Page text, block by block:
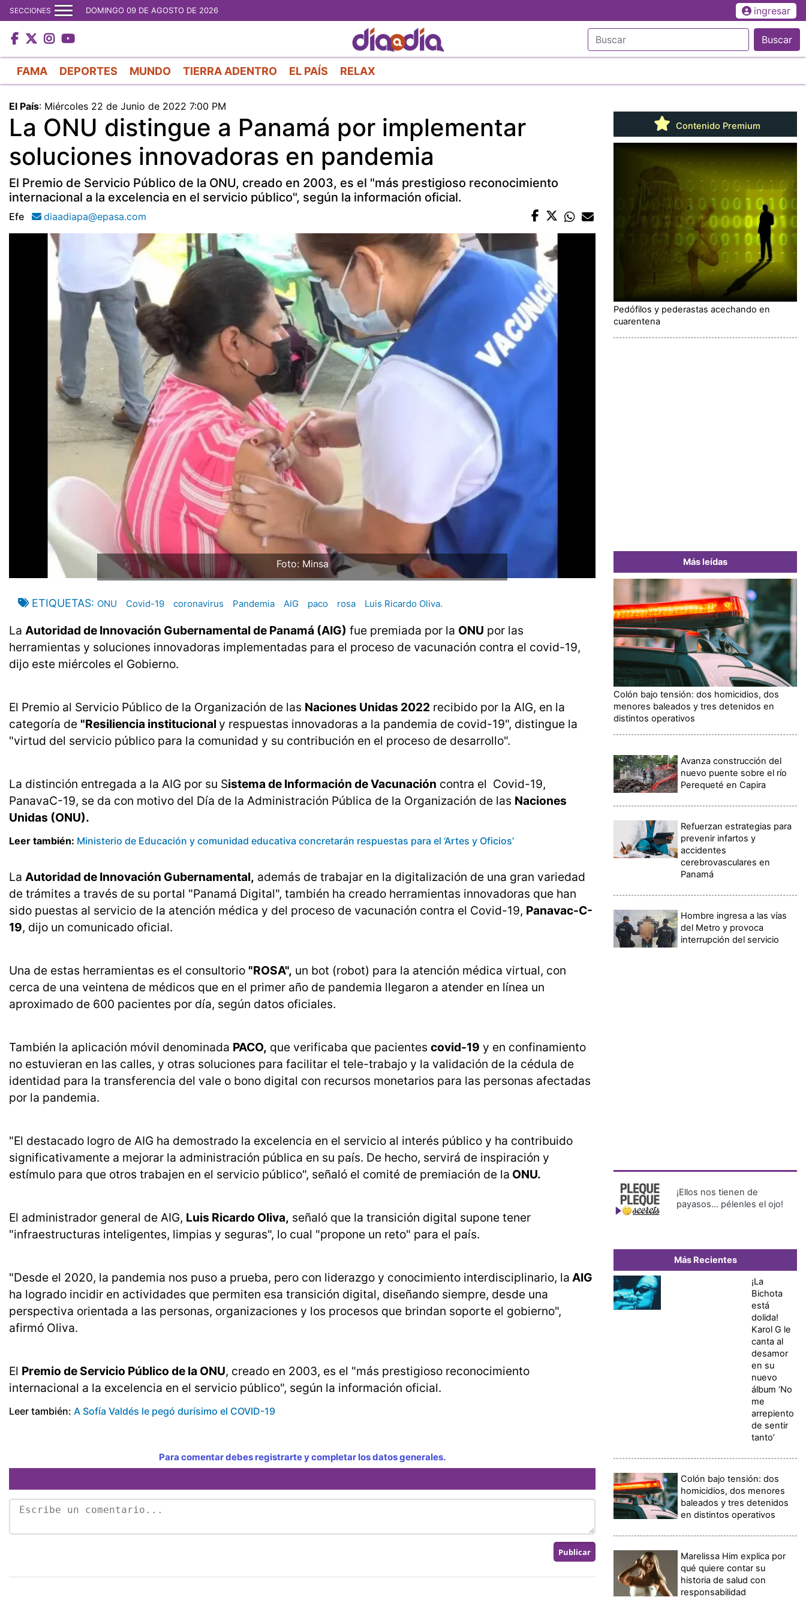
al
contenido
principal
SECCIONES DOMINGO 09 DE AGOSTO DE 2026 ingresar
Buscar
FAMA DEPORTES MUNDO TIERRA ADENTRO EL PAÍS RELAX
El País: Miércoles 22 de Junio de 2022 7:00 PM
La ONU distingue a Panamá por implementar
soluciones innovadoras en pandemia
El Premio de Servicio Público de la ONU, creado en 2003, es el "más prestigioso reconocimiento
internacional a la excelencia en el servicio público", según la información oficial.
Efe diaadiapa@epasa.com
Foto: Minsa
ETIQUETAS ONU Covid-19 coronavirus Pandemia AIG paco rosa Luis Ricardo Oliva.
La Autoridad de Innovación Gubernamental de Panamá (AIG) fue premiada por la ONU por las
herramientas y soluciones innovadoras implementadas para el proceso de vacunación contra el covid-19,
dijo este miércoles el Gobierno.
El Premio al Servicio Público de la Organización de las Naciones Unidas 2022 recibido por la AIG, en la
categoría de "Resiliencia institucional y respuestas innovadoras a la pandemia de covid-19", distingue la
"virtud del servicio público para la comunidad y su contribución en el proceso de desarrollo".
La distinción entregada a la AIG por su Sistema de Información de Vacunación contra el Covid-19,
PanavaC-19, se da con motivo del Día de la Administración Pública de la Organización de las Naciones
Unidas (ONU).
Leer también: Ministerio de Educación y comunidad educativa concretarán respuestas para el ‘Artes y Oficios’
La Autoridad de Innovación Gubernamental, además de trabajar en la digitalización de una gran variedad
de trámites a través de su portal "Panamá Digital", también ha creado herramientas innovadoras que han
sido puestas al servicio de la atención médica y del proceso de vacunación contra el Covid-19, Panavac-C-
19, dijo un comunicado oficial.
Una de estas herramientas es el consultorio "ROSA", un bot (robot) para la atención médica virtual, con
cerca de una veintena de médicos que en el primer año de pandemia llegaron a atender en línea un
aproximado de 600 pacientes por día, según datos oficiales.
También la aplicación móvil denominada PACO, que verificaba que pacientes covid-19 y en confinamiento
no estuvieran en las calles, y otras soluciones para facilitar el tele-trabajo y la validación de la cédula de
identidad para la transferencia del vale o bono digital con recursos monetarios para las personas afectadas
por la pandemia.
"El destacado logro de AIG ha demostrado la excelencia en el servicio al interés público y ha contribuido
significativamente a mejorar la administración pública en su país. De hecho, servirá de inspiración y
estímulo para que otros trabajen en el servicio público", señaló el comité de premiación de la ONU.
El administrador general de AIG, Luis Ricardo Oliva, señaló que la transición digital supone tener
"infraestructuras inteligentes, limpias y seguras", lo cual "propone un reto" para el país.
"Desde el 2020, la pandemia nos puso a prueba, pero con liderazgo y conocimiento interdisciplinario, la AIG
ha logrado incidir en actividades que permiten esa transición digital, diseñando siempre, desde una
perspectiva orientada a las personas, organizaciones y los procesos que brindan soporte el gobierno",
afirmó Oliva.
El Premio de Servicio Público de la ONU, creado en 2003, es el "más prestigioso reconocimiento
internacional a la excelencia en el servicio público", según la información oficial.
Leer también: A Sofía Valdés le pegó durísimo el COVID-19
Para comentar debes registrarte y completar los datos generales.
Contenido Premium
Pedófilos y pederastas acechando en
cuarentena
Más leídas
Colón bajo tensión: dos homicidios, dos
menores baleados y tres detenidos en
distintos operativos
Avanza construcción del
nuevo puente sobre el río
Perequeté en Capira
Refuerzan estrategias para
prevenir infartos y
accidentes
cerebrovasculares en
Panamá
Hombre ingresa a las vías
del Metro y provoca
interrupción del servicio
¡Ellos nos tienen de
payasos… pélenles el ojo!
Más Recientes
¡La
Bichota
está
dolida!
Karol G le
canta al
desamor
en su
nuevo
álbum ‘No
me
arrepiento
de sentir
tanto’
Colón bajo tensión: dos
homicidios, dos menores
baleados y tres detenidos
en distintos operativos
Marelissa Him explica por
qué quiere contar su
historia de salud con
responsabilidad